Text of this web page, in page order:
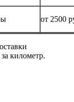
от 2500
километр.